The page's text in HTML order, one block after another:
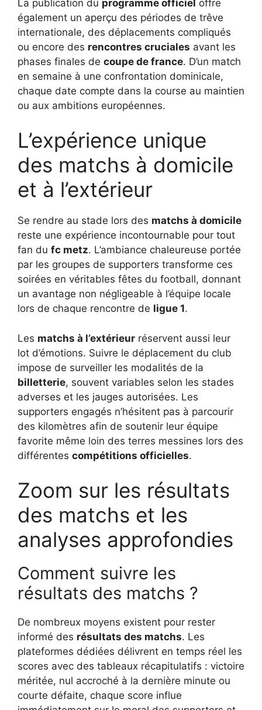
La publication du programme officiel offre
également un aperçu des périodes de trêve
internationale, des déplacements compliqués
ou encore des rencontres cruciales avant les
phases finales de coupe de france. D’un match
en semaine à une confrontation dominicale,
chaque date compte dans la course au maintien
ou aux ambitions européennes.
L’expérience unique
des matchs à domicile
et à l’extérieur
Se rendre au stade lors des matchs à domicile
reste une expérience incontournable pour tout
fan du fc metz. L’ambiance chaleureuse portée
par les groupes de supporters transforme ces
soirées en véritables fêtes du football, donnant
un avantage non négligeable à l’équipe locale
lors de chaque rencontre de ligue 1.
Les matchs à l’extérieur réservent aussi leur
lot d’émotions. Suivre le déplacement du club
impose de surveiller les modalités de la
billetterie, souvent variables selon les stades
adverses et les jauges autorisées. Les
supporters engagés n’hésitent pas à parcourir
des kilomètres afin de soutenir leur équipe
favorite même loin des terres messines lors des
différentes compétitions officielles.
Zoom sur les résultats
des matchs et les
analyses approfondies
Comment suivre les
résultats des matchs ?
De nombreux moyens existent pour rester
informé des résultats des matchs. Les
plateformes dédiées délivrent en temps réel les
scores avec des tableaux récapitulatifs : victoire
méritée, nul accroché à la dernière minute ou
courte défaite, chaque score influe